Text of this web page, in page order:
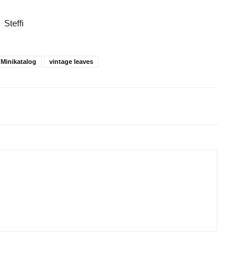
Steffi
Minikatalog vintage leaves